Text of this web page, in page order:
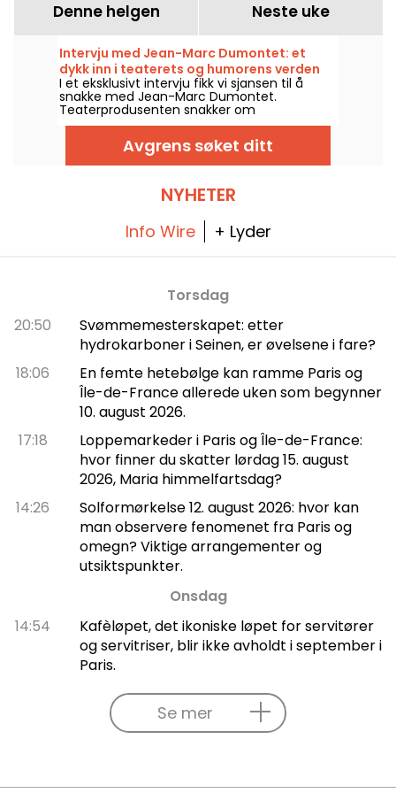
Denne helgen Neste uke
Intervju med Jean-Marc Dumontet: et
dykk inn i teaterets og humorens verden
I et eksklusivt intervju fikk vi sjansen til å
snakke med Jean-Marc Dumontet.
Teaterprodusenten snakker om
utfordringene teatret står overfor i 2024,
festivalen "Paroles citoyennes", Molières og
forestillingene du ikke må gå glipp av i år.
Avgrens søket ditt
NYHETER
Info Wire + Lyder
Torsdag
20:50
Svømmemesterskapet: etter
hydrokarboner i Seinen, er øvelsene i fare?
18:06
En femte hetebølge kan ramme Paris og
Île-de-France allerede uken som begynner
10. august 2026.
17:18
Loppemarkeder i Paris og Île-de-France:
hvor finner du skatter lørdag 15. august
2026, Maria himmelfartsdag?
14:26
Solformørkelse 12. august 2026: hvor kan
man observere fenomenet fra Paris og
omegn? Viktige arrangementer og
utsiktspunkter.
Onsdag
14:54
Kafèløpet, det ikoniske løpet for servitører
og servitriser, blir ikke avholdt i september i
Paris.
Se mer